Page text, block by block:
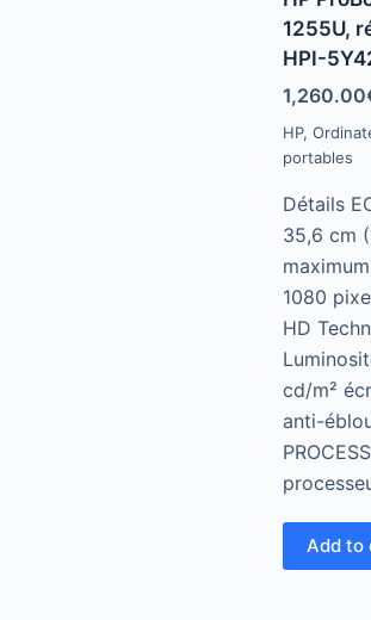
t
e
d
0
u
t
o
f
5
1255U,
HPI-
1,260.00
HP,
portables
Détails
35,6 cm
1080
HD
cd/m²
anti-
Add to